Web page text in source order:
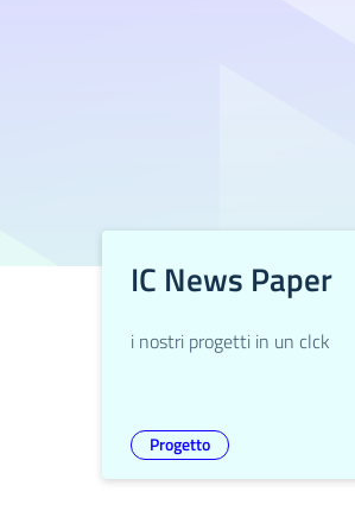
IC News Paper
i nostri progetti in un clck
Progetto